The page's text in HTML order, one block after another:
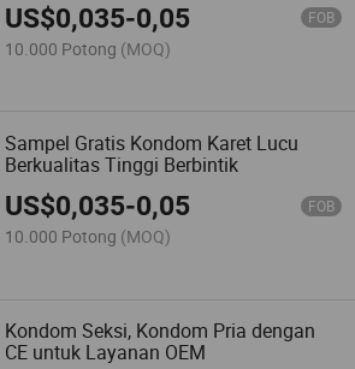
US$0,035-0,05 FOB
10.000 Potong (MOQ)
Sampel Gratis Kondom Karet Lucu
Berkualitas Tinggi Berbintik
US$0,035-0,05 FOB
10.000 Potong (MOQ)
Kondom Seksi, Kondom Pria dengan
CE untuk Layanan OEM